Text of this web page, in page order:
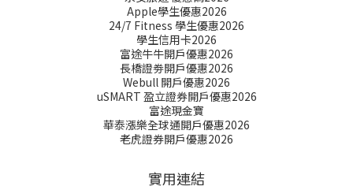
Apple學生優惠2026
24/7 Fitness 學生優惠2026
學生信用卡2026
富途牛牛開戶優惠2026
長橋證劵開戶優惠2026
Webull 開戶優惠2026
uSMART 盈立證券開戶優惠2026
富途現金寶
華泰漲樂全球通開戶優惠2026
老虎證券開戶優惠2026
實用連結